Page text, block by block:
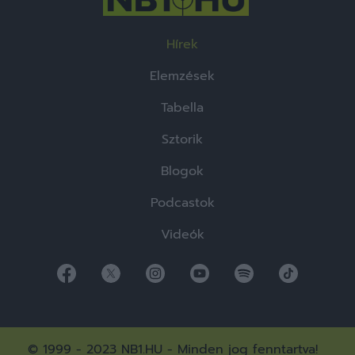
Hírek
Elemzések
Tabella
Sztorik
Blogok
Podcastok
Videók
© 1999 - 2023 NB1.HU - Minden jog fenntartva!